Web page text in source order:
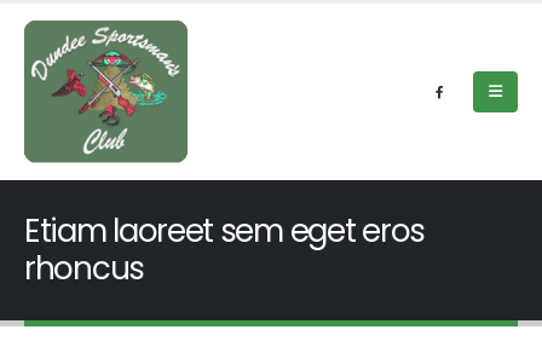
Etiam laoreet sem eget eros
rhoncus